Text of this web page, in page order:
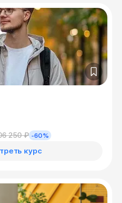
250 ₽ -60%
курс